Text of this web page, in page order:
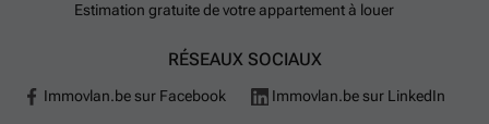
Estimation gratuite de votre appartement à louer
RÉSEAUX SOCIAUX
Immovlan.be sur Facebook Immovlan.be sur LinkedIn